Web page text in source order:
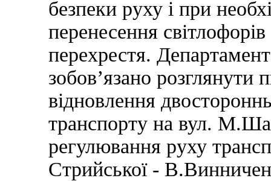
безпеки руху і при
перенесення
перехрестя.
зобов’язано
відновлення
транспорту на вул.
регулювання руху
Стрийської -